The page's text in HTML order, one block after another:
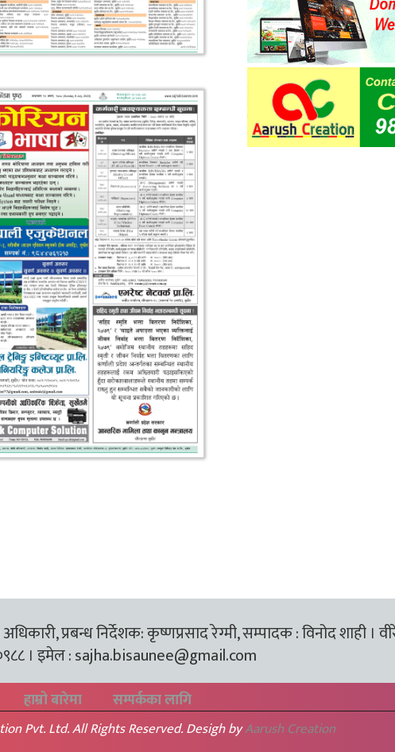
प्रबन्ध निर्देशक: कृष्णप्रसाद रेग्मी, सम्पादक : विनोद शाही ।
। इमेल :sajha.bisaunee@gmail.com
हाम्रो बारेमा सम्पर्कका लागि
Pvt. Ltd. All Rights Reserved. Desigh byAarush Creation